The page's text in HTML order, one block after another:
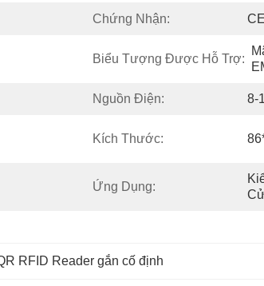
Chứng Nhận:
Biểu Tượng Được Hỗ Trợ:
Nguồn Điện: 8-
Kích Thước:
Ứng Dụng:
RFID Reader gắn cố định